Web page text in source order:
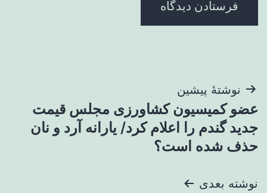
راهبری
نوشته
نوشتهٔ پیشین
عضو کمیسیون کشاورزی مجلس قیمت
جدید گندم را اعلام کرد/ یارانه آرد و نان
حذف شده است؟
نوشته بعدی